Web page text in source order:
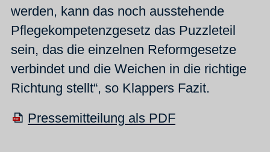
werden, kann das noch ausstehende
Pflegekompetenzgesetz das Puzzleteil
sein, das die einzelnen Reformgesetze
verbindet und die Weichen in die richtige
Richtung stellt“, so Klappers Fazit.
Pressemitteilung als PDF